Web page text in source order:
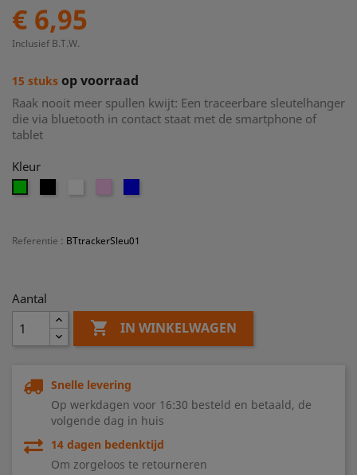
€ 6,95
Inclusief B.T.W.
15 stuks op voorraad
Raak nooit meer spullen kwijt: Een traceerbare sleutelhanger
die via bluetooth in contact staat met de smartphone of
tablet
Kleur
Referentie : BTtrackerSleu01
Aantal
 IN WINKELWAGEN
Snelle levering
Op werkdagen voor 16:30 besteld en betaald, de
volgende dag in huis
14 dagen bedenktijd
Om zorgeloos te retourneren